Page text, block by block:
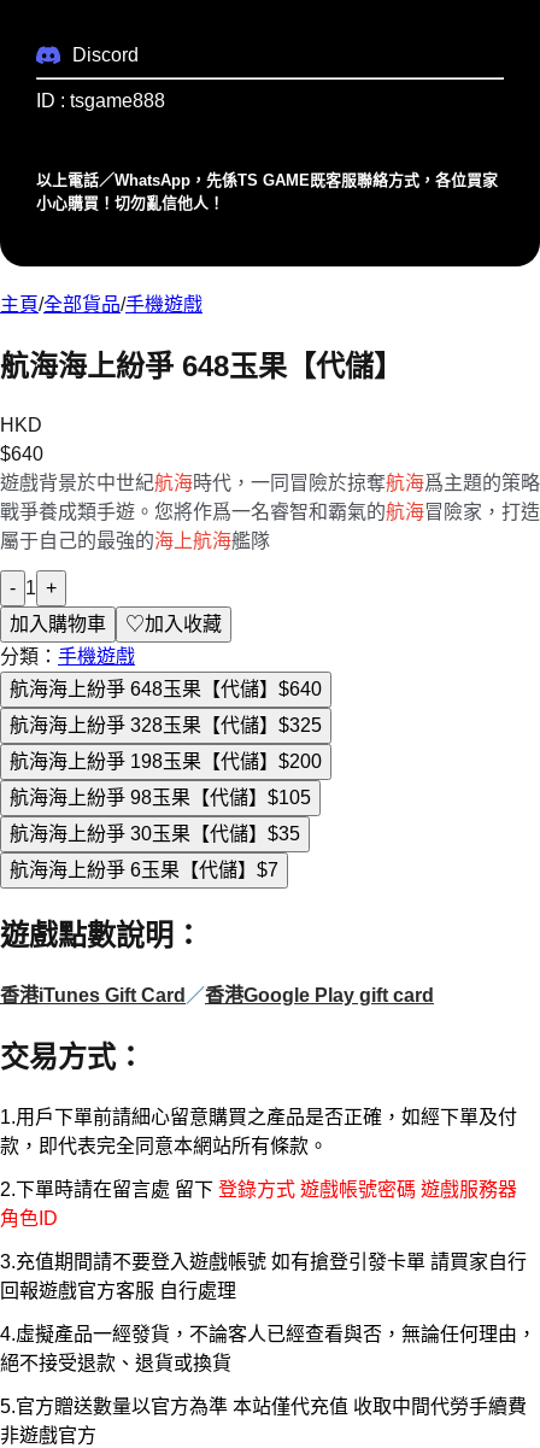
Discord
ID : tsgame888
以上電話／WhatsApp，先係TS GAME既客服聯絡⽅式，各位買家
⼩⼼購買！切勿亂信他⼈！
主頁/全部貨品/手機遊戲
航海海上紛爭 648玉果【代儲】
HKD
$640
遊戲背景於中世紀航海時代，一同冒險於掠奪航海爲主題的策略
戰爭養成類手遊。您將作爲一名睿智和霸氣的航海冒險家，打造
屬于自己的最強的海上航海艦隊
- 1 +
加入購物車
♡加入收藏
分類： 手機遊戲
航海海上紛爭 648玉果【代儲】 $640
航海海上紛爭 328玉果【代儲】 $325
航海海上紛爭 198玉果【代儲】 $200
航海海上紛爭 98玉果【代儲】 $105
航海海上紛爭 30玉果【代儲】 $35
航海海上紛爭 6玉果【代儲】 $7
遊戲點數說明 ：
香港iTunes Gift Card ／香港Google Play gift card
交易方式：
1.用戶下單前請細心留意購買之產品是否正確，如經下單及付
款，即代表完全同意本網站所有條款。
2.下單時請在留言處 留下 登錄方式 遊戲帳號密碼 遊戲服務器
角色ID
3.充值期間請不要登入遊戲帳號 如有搶登引發卡單 請買家自行
回報遊戲官方客服 自行處理
4.虛擬產品一經發貨，不論客人已經查看與否，無論任何理由，
絕不接受退款、退貨或換貨
5.官方贈送數量以官方為準 本站僅代充值 收取中間代勞手續費
非遊戲官方